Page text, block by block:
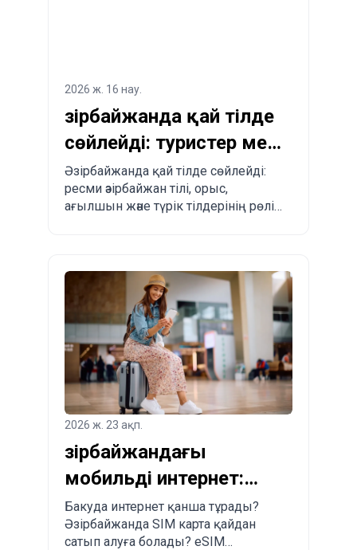
2026 ж. 16 нау.
Әзірбайжанда қай тілде
сөйлейді: туристер мен
көшуді
жоспарлағандар үшін
Әзірбайжанда қай тілде сөйлейді:
ресми әзірбайжан тілі, орыс,
ағылшын және түрік тілдерінің рөлі,
2026 ж. 23 ақп.
Әзірбайжандағы
мобильді интернет:
Бакуда SIM және eSIM
қалай сатып алуға
Бакуда интернет қанша тұрады?
Әзірбайжанда SIM карта қайдан
сатып алуға болады? eSIM